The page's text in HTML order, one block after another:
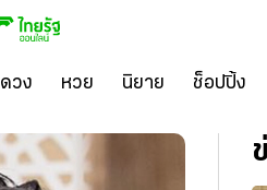
ดวง หวย นิยาย ช็อปปิ้ง